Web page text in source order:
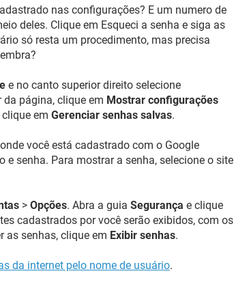
nas configurações? E um numero de
deles. Clique em Esqueci a senha e siga as
só resta um procedimento, mas precisa
e no canto superior direito selecione
da página, clique em Mostrar configurações
clique em Gerenciar senhas salvas.
você está cadastrado com o Google
e senha. Para mostrar a senha, selecione o site
> Opções. Abra a guia Segurança e clique
cadastrados por você serão exibidos, com os
as senhas, clique em Exibir senhas.
da internet pelo nome de usuário.